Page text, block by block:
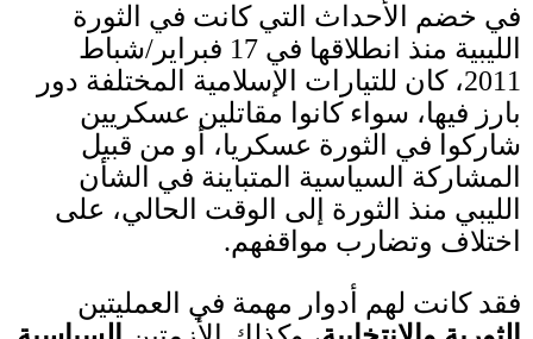
في خضم الأحداث التي كانت في الثورة
الليبية منذ انطلاقها في 17 فبراير /شباط
2011، كان للتيارات الإسلامية المختلفة دور
بارز فيها، سواء كانوا مقاتلين عسكريين
شاركوا في الثورة عسكريا، أو من قبيل
المشاركة السياسية المتباينة في الشأن
الليبي منذ الثورة إلى الوقت الحالي، على
اختلاف وتضارب مواقفهم.
فقد كانت لهم أدوار مهمة في العمليتين